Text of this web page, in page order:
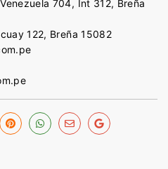
704, Int 312, Breña
122, Breña 15082